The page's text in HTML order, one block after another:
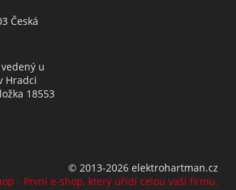
Česká
u
Hradci
18553
© 2013-2026 elektrohartman.cz
- První e-shop, který uřídí celou vaši firmu.